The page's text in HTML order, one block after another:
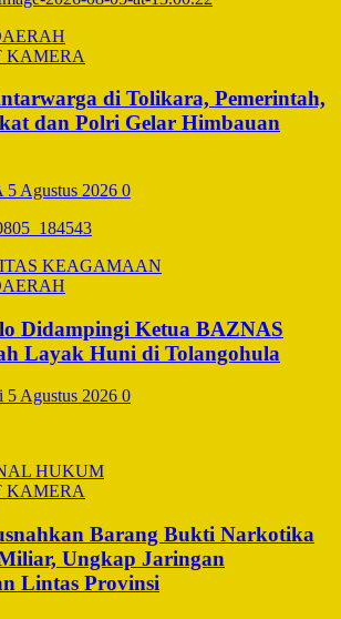
KAMERA
di Tolikara, Pemerintah,
dan Polri Gelar Himbauan
5 Agustus 2026 0
KEAGAMAAN
Didampingi Ketua BAZNAS
Layak Huni di Tolangohula
5 Agustus 2026 0
HUKUM
KAMERA
Barang Bukti Narkotika
Ungkap Jaringan
Lintas Provinsi